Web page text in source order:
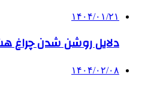
۱۴۰۴/۰۱/۲۱
دلایل روشن شدن چراغ
۱۴۰۴/۰۲/۰۸